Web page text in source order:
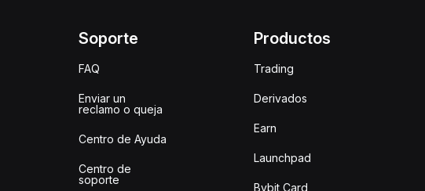
Soporte
FAQ
Enviar un
reclamo o queja
Centro de Ayuda
Centro de
soporte
Productos
Trading
Derivados
Earn
Launchpad
Bybit Card